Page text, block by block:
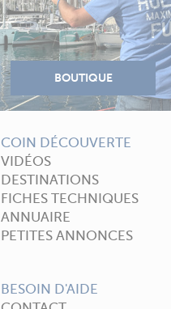
COIN DÉCOUVERTE
VIDÉOS
DESTINATIONS
FICHES TECHNIQUES
ANNUAIRE
PETITES ANNONCES
BESOIN D'AIDE